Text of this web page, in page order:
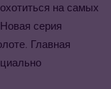
на самых
серия
Главная